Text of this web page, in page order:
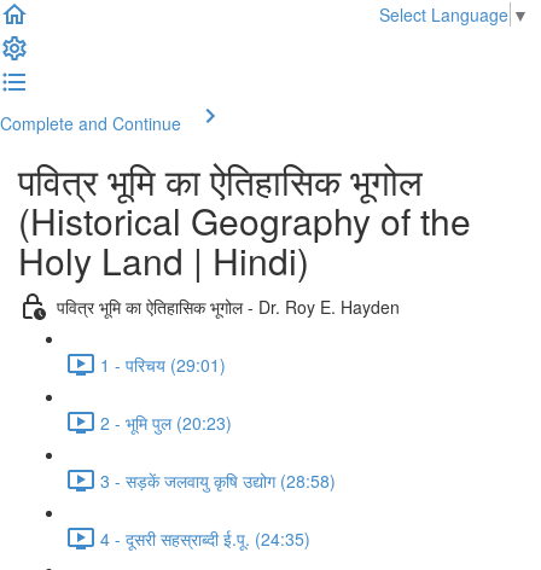
Select Language ▼
Complete and Continue
पवित्र भूमि का ऐतिहासिक भूगोल
(Historical Geography of the
Holy Land | Hindi)
पवित्र भूमि का ऐतिहासिक भूगोल - Dr. Roy E. Hayden
1 - परिचय (29:01)
2 - भूमि पुल (20:23)
3 - सड़कें जलवायु कृषि उद्योग (28:58)
4 - दूसरी सहस्राब्दी ई.पू. (24:35)